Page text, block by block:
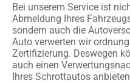
Bei unserem Service ist
Abmeldung Ihres
sondern auch die
Auto verwerten wir
Zertifizierung. Deswegen
auch einen
Ihres Schrottautos